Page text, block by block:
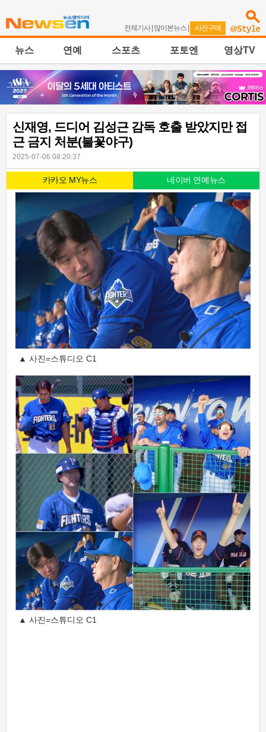
전체기사| 많이본뉴스 | 사진구매
뉴스 연예 스포츠 포토엔 영상TV
신재영, 드디어 김성근 감독 호출 받았지만 접
근 금지 처분(불꽃야구)
2025-07-06 08:20:37
카카오 MY뉴스 네이버 연예뉴스
▲ 사진=스튜디오 C1
▲ 사진=스튜디오 C1